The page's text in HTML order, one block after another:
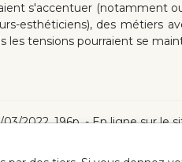
s'accentuer (notamment
esthéticiens), des métiers
tensions pourraient se
2022, 196p. - En ligne sur le